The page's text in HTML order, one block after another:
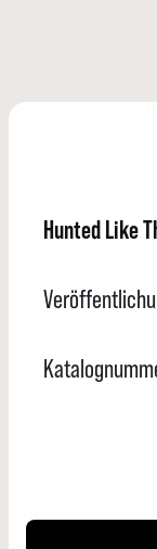
Hunted Like